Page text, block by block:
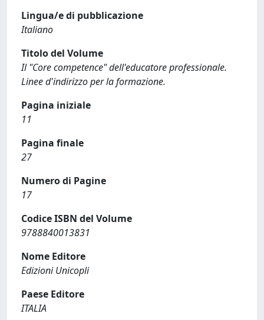
Lingua/e di pubblicazione
Italiano
Titolo del Volume
Il "Core competence" dell'educatore professionale.
Linee d'indirizzo per la formazione.
Pagina iniziale
11
Pagina finale
27
Numero di Pagine
17
Codice ISBN del Volume
9788840013831
Nome Editore
Edizioni Unicopli
Paese Editore
ITALIA